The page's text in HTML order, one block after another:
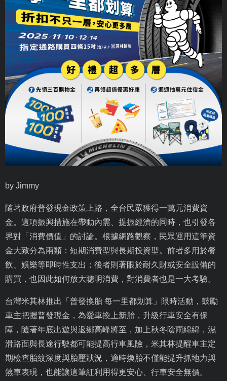
by Jimmy
隨著政府普發現金政策上路，全台民眾獲得一萬元消費資
金。這項振興措施在帶動內需、提振經濟的同時，也引發各
界對「消費價值」的討論。根據網路觀察，民眾運用這筆資
金大致分為兩類：短期消費型與長期投資型。前者多用於餐
飲、娛樂等即時性支出；後者則著眼於耐久財或安全設備的
購買，也因此如何放大聰明消費，對消費者也是一大考驗。
台灣米其林推出「普發換胎 每一里都划算」限時活動，鼓勵
車主把握普發現金，為愛車換上新胎，升級行車安全有保
障，隨著年底出遊與返鄉高峰將至，加上秋冬陰雨綿綿，濕
滑路面與長途行駛都可能提高行車風險，米其林提醒車主定
期檢查胎紋深度與胎壓狀況，適時換胎不僅能提升抓地力與
煞車表現，也能讓這筆紅利用得更安心、行車安全無價。